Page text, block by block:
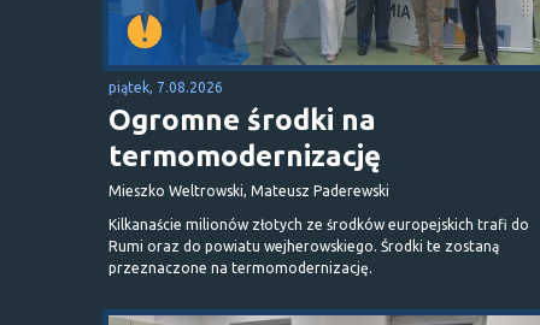
piątek, 7.08.2026
Ogromne środki na
termomodernizację
Mieszko Weltrowski, Mateusz Paderewski
Kilkanaście milionów złotych ze środków europejskich trafi do
Rumi oraz do powiatu wejherowskiego. Środki te zostaną
przeznaczone na termomodernizację.